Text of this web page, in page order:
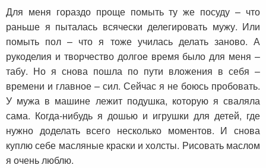
Для меня гораздо проще помыть ту же посуду – что
раньше я пыталась всячески делегировать мужу. Или
помыть пол – что я тоже училась делать заново. А
рукоделия и творчество долгое время было для меня –
табу. Но я снова пошла по пути вложения в себя –
времени и главное – сил. Сейчас я не боюсь пробовать.
У мужа в машине лежит подушка, которую я сваляла
сама. Когда-нибудь я дошью и игрушки для детей, где
нужно доделать всего несколько моментов. И снова
куплю себе масляные краски и холсты. Рисовать маслом
я очень люблю.